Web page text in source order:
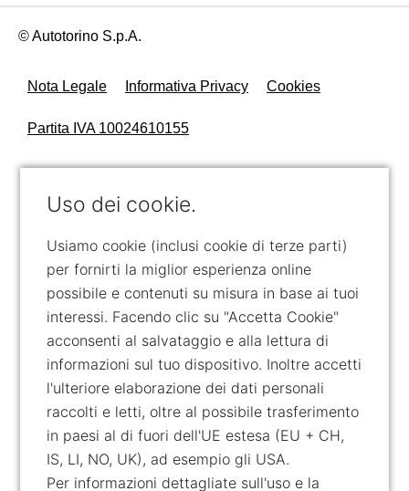
Uso dei cookie.
Usiamo cookie (inclusi cookie di terze parti)
per fornirti la miglior esperienza online
possibile e contenuti su misura in base ai tuoi
interessi. Facendo clic su "Accetta Cookie"
acconsenti al salvataggio e alla lettura di
informazioni sul tuo dispositivo. Inoltre accetti
l'ulteriore elaborazione dei dati personali
raccolti e letti, oltre al possibile trasferimento
in paesi al di fuori dell'UE estesa (EU + CH,
IS, LI, NO, UK), ad esempio gli USA.
Per informazioni dettagliate sull'uso e la
© Autotorino S.p.A.
Nota Legale Informativa Privacy Cookies
Partita IVA 10024610155